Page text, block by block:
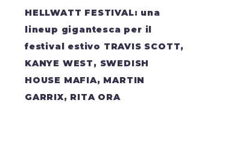
HELLWATT FESTIVAL: una
lineup gigantesca per il
festival estivo TRAVIS SCOTT,
KANYE WEST, SWEDISH
HOUSE MAFIA, MARTIN
GARRIX, RITA ORA